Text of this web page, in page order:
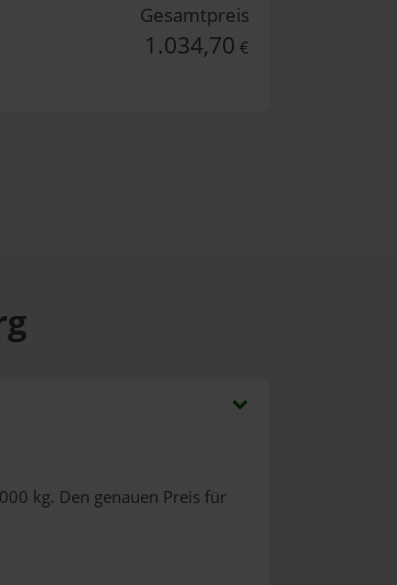
Gesamtpreis
1.034,70 €
kg. Den genauen Preis für